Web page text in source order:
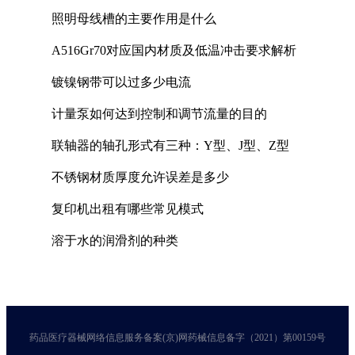
照明母线槽的主要作用是什么
A516Gr70对应国内材质及低温冲击要求解析
镀镍钢带可以过多少电流
计量泵如何达到控制和调节流量的目的
联轴器的轴孔形式有三种：Y型、J型、Z型
不锈钢材质厚度允许误差是多少
复印机出租有哪些常见模式
溶于水的润滑剂的种类
药品医疗器械网络信息服务备案(京)网药械信息备字（2021）第00159号